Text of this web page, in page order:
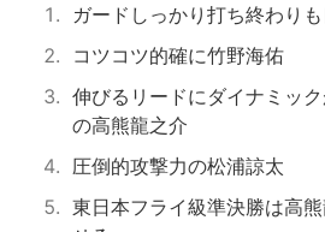
ガードしっかり打ち終わり
コツコツ的確に竹野海佑
伸びるリードにダイナミッ
の高熊龍之介
圧倒的攻撃力の松浦諒太
東日本フライ級準決勝は高